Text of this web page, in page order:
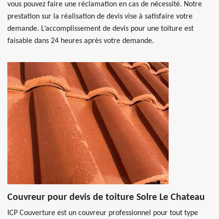
vous pouvez faire une réclamation en cas de nécessité. Notre
prestation sur la réalisation de devis vise à satisfaire votre
demande. L’accomplissement de devis pour une toiture est
faisable dans 24 heures après votre demande.
Couvreur pour devis de toiture Solre Le Chateau
ICP Couverture est un couvreur professionnel pour tout type